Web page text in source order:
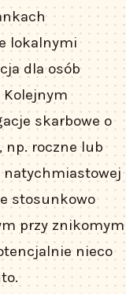
lokalnymi
dla osób
Kolejnym
skarbowe o
roczne lub
natychmiastowej
stosunkowo
przy znikomym
nieco